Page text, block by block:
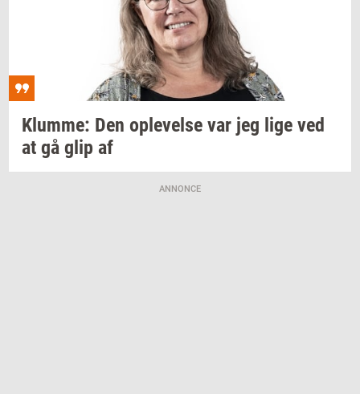
Klum­me: Den op­le­vel­se var jeg lige ved
at gå glip af
ANNONCE